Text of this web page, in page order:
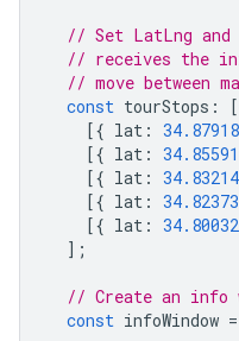
// Set LatLng
// receives the
// move between
const tourStops : [
[{ lat :
[{ lat :
[{ lat :
[{ lat :
[{ lat :
];
// Create an info
const infoWindow =